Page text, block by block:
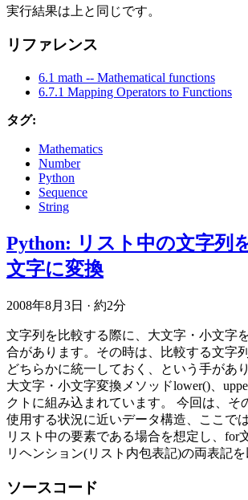
実行結果は上と同じです。
リファレンス
6.1 math -- Mathematical functions
6.7.1 Mapping Operators to Functions
タグ:
Mathematics
Number
Python
Sequence
String
Python: リスト中の文字列
文字に変換
2008年8月3日 · 約2分
文字列を比較する際に、大文字・小文字
合があります。その時は、比較する文字
どちらかに統一しておく、という手があ
大文字・小文字変換メソッドlower()、
クトに組み込まれています。 今回は、そ
使用する状況に近いデータ構造、ここで
リスト中の要素である場合を想定し、for
リヘンション(リスト内包表記)の両表記を
ソースコード